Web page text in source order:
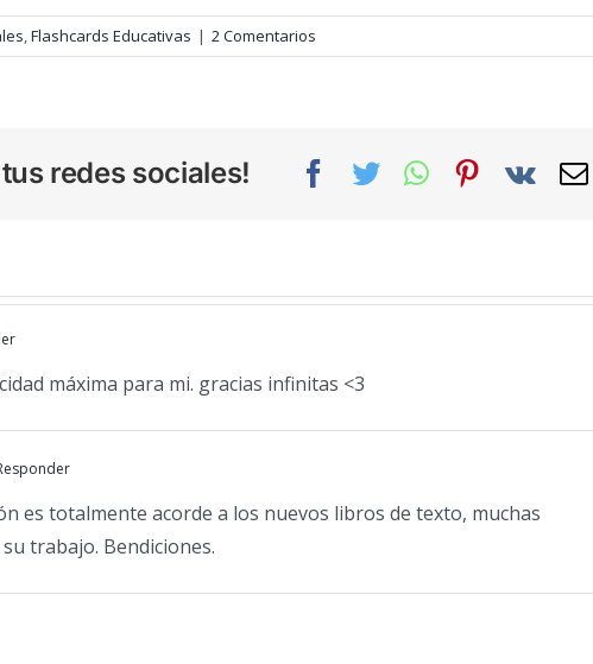
,Flashcards Educativas | 2 Comentarios
redes sociales! Facebook
TwitterWhatsAppPinterest
Vk
máxima para mi. gracias infinitas <3
es totalmente acorde a los nuevos libros de texto, muchas
trabajo. Bendiciones.